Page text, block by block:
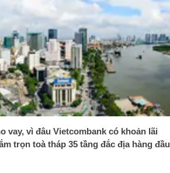
vay, vì đâu Vietcombank có khoản lãi
trọn toà tháp 35 tầng đắc địa hàng đầu